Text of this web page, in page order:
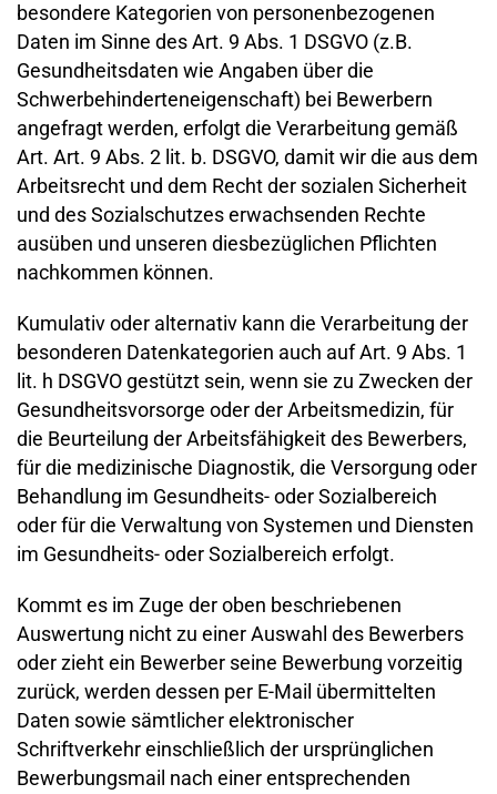
besondere Kategorien von personenbezogenen
Daten im Sinne des Art. 9 Abs. 1 DSGVO (z.B.
Gesundheitsdaten wie Angaben über die
Schwerbehinderteneigenschaft) bei Bewerbern
angefragt werden, erfolgt die Verarbeitung gemäß
Art. Art. 9 Abs. 2 lit. b. DSGVO, damit wir die aus dem
Arbeitsrecht und dem Recht der sozialen Sicherheit
und des Sozialschutzes erwachsenden Rechte
ausüben und unseren diesbezüglichen Pflichten
nachkommen können.
Kumulativ oder alternativ kann die Verarbeitung der
besonderen Datenkategorien auch auf Art. 9 Abs. 1
lit. h DSGVO gestützt sein, wenn sie zu Zwecken der
Gesundheitsvorsorge oder der Arbeitsmedizin, für
die Beurteilung der Arbeitsfähigkeit des Bewerbers,
für die medizinische Diagnostik, die Versorgung oder
Behandlung im Gesundheits- oder Sozialbereich
oder für die Verwaltung von Systemen und Diensten
im Gesundheits- oder Sozialbereich erfolgt.
Kommt es im Zuge der oben beschriebenen
Auswertung nicht zu einer Auswahl des Bewerbers
oder zieht ein Bewerber seine Bewerbung vorzeitig
zurück, werden dessen per E-Mail übermittelten
Daten sowie sämtlicher elektronischer
Schriftverkehr einschließlich der ursprünglichen
Bewerbungsmail nach einer entsprechenden